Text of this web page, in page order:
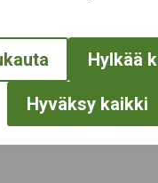
Hylkää
Hyväksy kaikki